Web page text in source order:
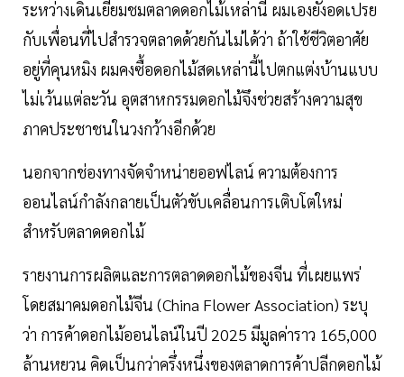
ระหว่างเดินเยี่ยมชมตลาดดอกไม้เหล่านี้ ผมเองยังอดเปรย
กับเพื่อนที่ไปสำรวจตลาดด้วยกันไม่ได้ว่า ถ้าใช้ชีวิตอาศัย
อยู่ที่คุนหมิง ผมคงซื้อดอกไม้สดเหล่านี้ไปตกแต่งบ้านแบบ
ไม่เว้นแต่ละวัน อุตสาหกรรมดอกไม้จึงช่วยสร้างความสุข
ภาคประชาชนในวงกว้างอีกด้วย
นอกจากช่องทางจัดจำหน่ายออฟไลน์ ความต้องการ
ออนไลน์กำลังกลายเป็นตัวขับเคลื่อนการเติบโตใหม่
สำหรับตลาดดอกไม้
รายงานการผลิตและการตลาดดอกไม้ของจีน ที่เผยแพร่
โดยสมาคมดอกไม้จีน (China Flower Association) ระบุ
ว่า การค้าดอกไม้ออนไลน์ในปี 2025 มีมูลค่าราว 165,000
ล้านหยวน คิดเป็นกว่าครึ่งหนึ่งของตลาดการค้าปลีกดอกไม้